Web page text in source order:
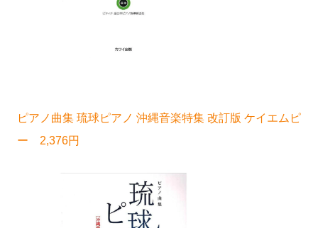
ピアノ曲集 琉球ピアノ 沖縄音楽特集 改訂版 ケイエムピ
ー 2,376円